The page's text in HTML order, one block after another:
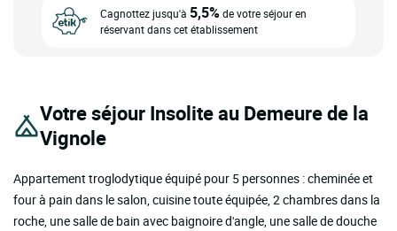
Cagnottez jusqu'à 5,5%de votre séjour en
réservant dans cet établissement
Votre séjour Insolite au Demeure de la
Vignole
Appartement troglodytique équipé pour 5 personnes : cheminée et
four à pain dans le salon, cuisine toute équipée, 2 chambres dans la
roche, une salle de bain avec baignoire d'angle, une salle de douche